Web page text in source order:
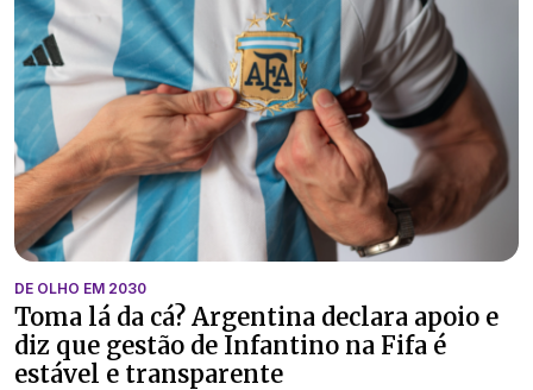
DE OLHO EM 2030
Toma lá da cá? Argentina declara apoio e
diz que gestão de Infantino na Fifa é
estável e transparente